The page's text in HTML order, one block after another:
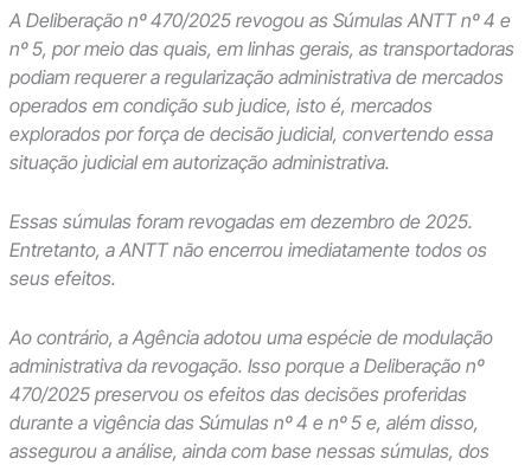
A Deliberação nº 470/2025 revogou as Súmulas ANTT nº 4 e
nº 5, por meio das quais, em linhas gerais, as transportadoras
podiam requerer a regularização administrativa de mercados
operados em condição sub judice, isto é, mercados
explorados por força de decisão judicial, convertendo essa
situação judicial em autorização administrativa.
Essas súmulas foram revogadas em dezembro de 2025.
Entretanto, a ANTT não encerrou imediatamente todos os
seus efeitos.
Ao contrário, a Agência adotou uma espécie de modulação
administrativa da revogação. Isso porque a Deliberação nº
470/2025 preservou os efeitos das decisões proferidas
durante a vigência das Súmulas nº 4 e nº 5 e, além disso,
assegurou a análise, ainda com base nessas súmulas, dos